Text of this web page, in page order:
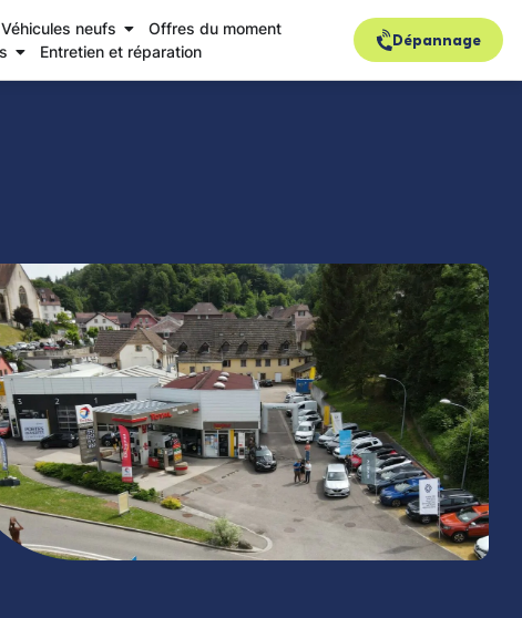
Véhicules neufs
Offres du moment
Entretien et réparation
Dépannage